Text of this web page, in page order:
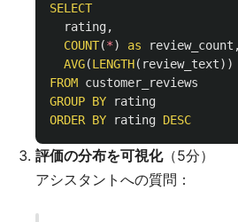
SELECT
rating,
COUNT(*) as review_count ,
AVG(LENGTH( review_text))
FROM customer_reviews
GROUP BY
rating
ORDER BY rating DESC
評価の分布を可視化（5分）
アシスタントへの質問：